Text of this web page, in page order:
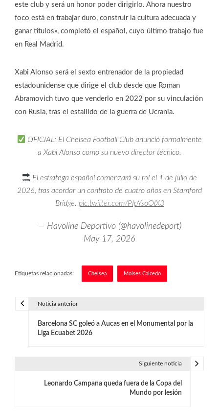
este club y será un honor poder dirigirlo. Ahora nuestro
foco está en trabajar duro, construir la cultura adecuada y
ganar títulos», completó el español, cuyo último trabajo fue
en Real Madrid.
Xabi Alonso será el sexto entrenador de la propiedad
estadounidense que dirige el club desde que Roman
Abramovich tuvo que venderlo en 2022 por su vinculación
con Rusia, tras el estallido de la guerra de Ucrania.
OFICIAL: El Chelsea Football Club anunció formalmente
a Xabi Alonso como su nuevo director técnico.
El estratega español comenzará su rol el 1 de julio de
2026, tras acordar un contrato de cuatro años en Stamford
Bridge. pic.twitter.com/PIpYsoOlX3
— Havoline Deportivo (@havolinedeport)
May 17, 2026
Etiquetas relacionadas: Chelsea Moises Caicedo
Noticia anterior
Barcelona SC goleó a Aucas en el Monumental por la
Liga Ecuabet 2026
Siguiente noticia
Leonardo Campana queda fuera de la Copa del
Mundo por lesión